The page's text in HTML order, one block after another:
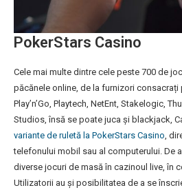
PokerStars Casino
Cele mai multe dintre cele peste 700 de
păcănele online, de la furnizori consacrați
Play’n’Go, Playtech, NetEnt, Stakelogic,
Studios, însă se poate juca și blackjack,
variante de ruletă la PokerStars Casino,
telefonului mobil sau al computerului. De
diverse jocuri de masă în cazinoul live, în
Utilizatorii au și posibilitatea de a se